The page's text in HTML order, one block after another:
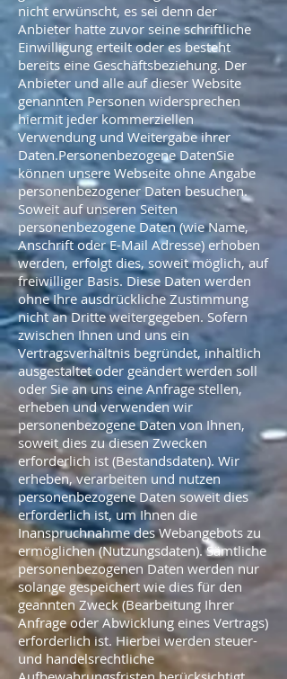
nicht erwünscht, es sei denn der
Anbieter hatte zuvor seine schriftliche
Einwilligung erteilt oder es besteht
bereits eine Geschäftsbeziehung. Der
Anbieter und alle auf dieser Website
genannten Personen widersprechen
hiermit jeder kommerziellen
Verwendung und Weitergabe ihrer
Daten.Personenbezogene DatenSie
können unsere Webseite ohne Angabe
personenbezogener Daten besuchen.
Soweit auf unseren Seiten
personenbezogene Daten (wie Name,
Anschrift oder E-Mail Adresse) erhoben
werden, erfolgt dies, soweit möglich, auf
freiwilliger Basis. Diese Daten werden
ohne Ihre ausdrückliche Zustimmung
nicht an Dritte weitergegeben. Sofern
zwischen Ihnen und uns ein
Vertragsverhältnis begründet, inhaltlich
ausgestaltet oder geändert werden soll
oder Sie an uns eine Anfrage stellen,
erheben und verwenden wir
personenbezogene Daten von Ihnen,
soweit dies zu diesen Zwecken
erforderlich ist (Bestandsdaten). Wir
erheben, verarbeiten und nutzen
personenbezogene Daten soweit dies
erforderlich ist, um Ihnen die
Inanspruchnahme des Webangebots zu
ermöglichen (Nutzungsdaten). Sämtliche
personenbezogenen Daten werden nur
solange gespeichert wie dies für den
geannten Zweck (Bearbeitung Ihrer
Anfrage oder Abwicklung eines Vertrags)
erforderlich ist. Hierbei werden steuer-
und handelsrechtliche